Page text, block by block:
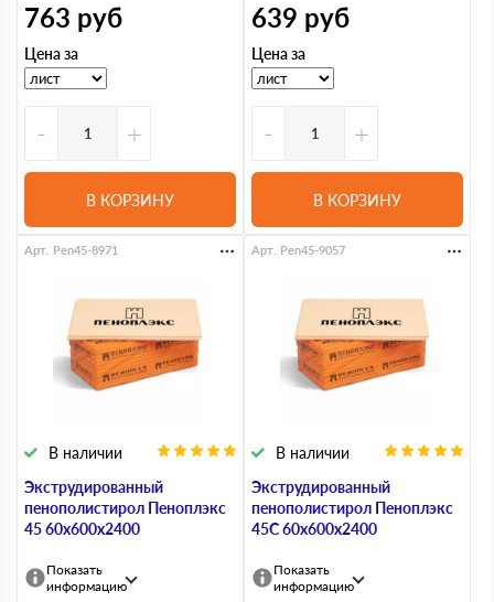
763 руб
Цена за
- +
В КОРЗИНУ
639 руб
Цена за
- +
В КОРЗИНУ
Экструдированный
пенополистирол Пеноплэкс
45 60х600х2400
В наличии
Арт. Pen45-8971
Показать
информацию
Экструдированный
пенополистирол Пеноплэкс
45С 60х600х2400
В наличии
Арт. Pen45-9057
Показать
информацию